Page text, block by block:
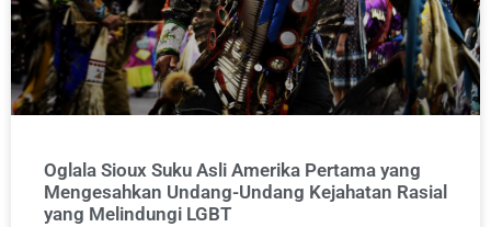
Oglala Sioux Suku Asli Amerika Pertama yang
Mengesahkan Undang-Undang Kejahatan Rasial
yang Melindungi LGBT